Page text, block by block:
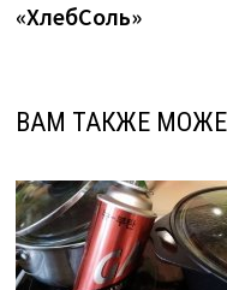
«ХлебСоль»
ВАМ ТАКЖЕ